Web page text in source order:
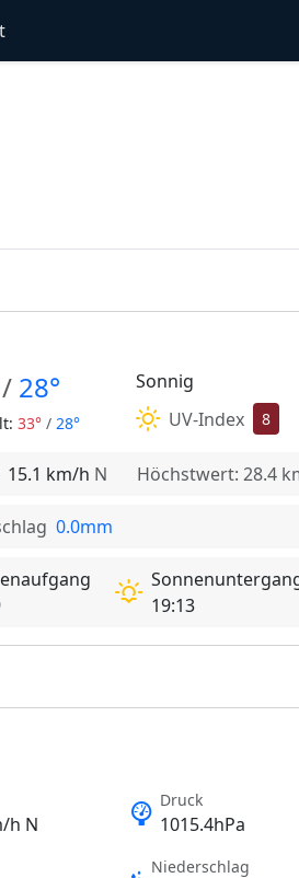
/ 28°
33° / 28°
Sonnig
UV-Index
8
15.1 km/h N Höchstwert: 28.4
0.0mm
19:13
h N
Druck
1015.4hPa
Niederschlag